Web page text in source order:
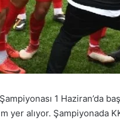
1 Haziran’da
yer alıyor. Şampiyonada